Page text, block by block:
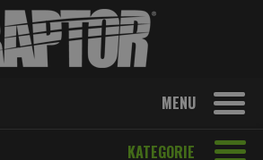
MENU
KATEGORIE